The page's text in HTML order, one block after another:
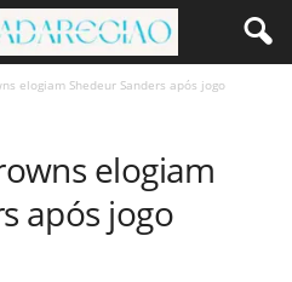
elogiam Shedeur Sanders após jogo
elogiam
após jogo